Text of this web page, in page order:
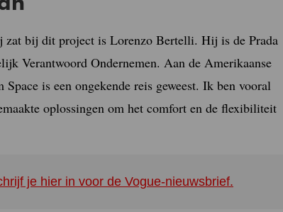
zat bij dit project is Lorenzo Bertelli. Hij is de Prada
Verantwoord Ondernemen. Aan de Amerikaanse
is een ongekende reis geweest. Ik ben vooral
oplossingen om het comfort en de flexibiliteit
je hier in voor de Vogue-nieuwsbrief.